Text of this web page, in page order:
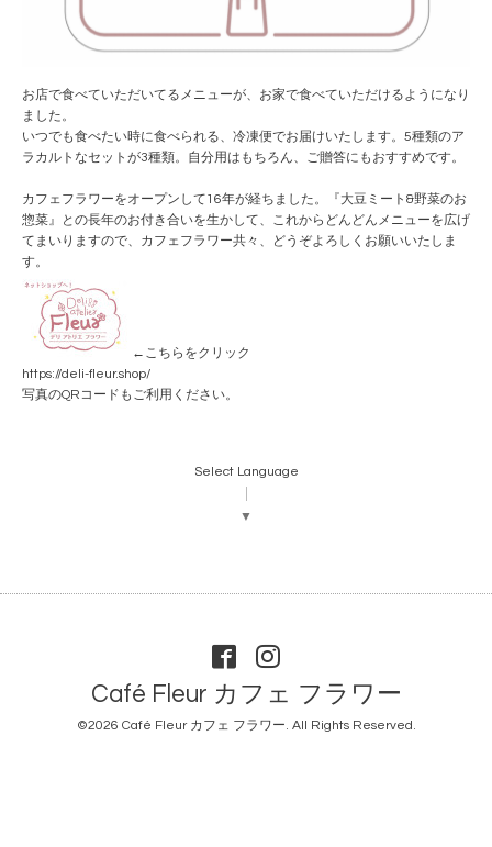
お店で食べていただいてるメニューが、お家で食べていただけるようになり
ました。
いつでも食べたい時に食べられる、冷凍便でお届けいたします。5種類のア
ラカルトなセットが3種類。自分用はもちろん、ご贈答にもおすすめです。
カフェフラワーをオープンして16年が経ちました。『大豆ミート&野菜のお
惣菜』との長年のお付き合いを生かして、これからどんどんメニューを広げ
てまいりますので、カフェフラワー共々、どうぞよろしくお願いいたしま
す。
←こちらをクリック
https://deli-fleur.shop/
写真のQRコードもご利用ください。
Select Language
▼
Café Fleur カフェ フラワー
©2026 Café Fleur カフェ フラワー. All Rights Reserved.